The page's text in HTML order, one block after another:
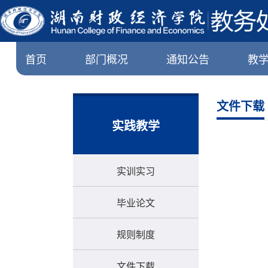
首页 部门概况 通知公告 教
实践教学
实训实习
毕业论文
规则制度
文件下载